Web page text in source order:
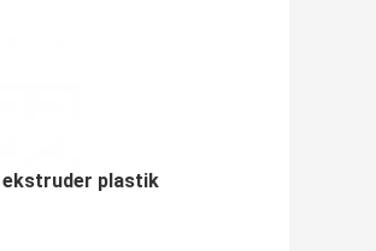
ekstruder plastik